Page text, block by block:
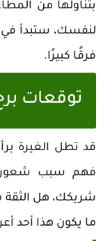
بتناولها من
لنفسك، ستبدأ في
فرقًا كبيرًا.
توقعات
قد تطل الغيرة
فهم سبب شعورك
شريكك، هل الثقة
ما يكون هذا أحد